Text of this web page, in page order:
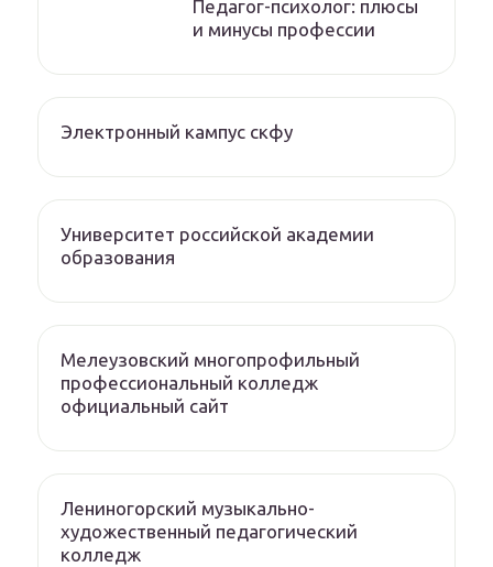
Педагог-психолог: плюсы
и минусы профессии
Электронный кампус скфу
Университет российской академии
образования
Мелеузовский многопрофильный
профессиональный колледж
официальный сайт
Лениногорский музыкально-
художественный педагогический
колледж